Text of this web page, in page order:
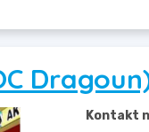
Kontakt